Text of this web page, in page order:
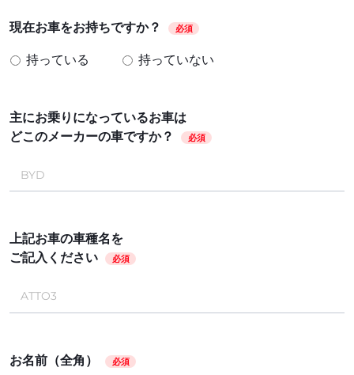
現在お車をお持ちですか？ 必須
持っている 持っていない
主にお乗りになっているお車は
どこのメーカーの車ですか？
必須
上記お車の車種名を
ご記入ください
必須
お名前（全角） 必須